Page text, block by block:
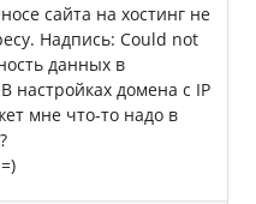
сайта на хостинг не
Надпись: Could not
данных в
настройках домена с IP
мне что-то надо в